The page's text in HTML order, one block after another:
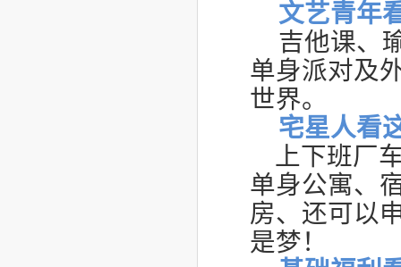
文艺青年
吉他课、
单身派对及
世界。
宅星人看
上下班厂
单身公寓、
房、还可以
是梦！